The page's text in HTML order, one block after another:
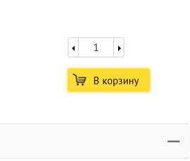
В корзину